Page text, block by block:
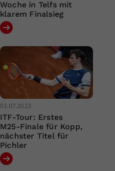
Woche in Telfs mit
klarem Finalsieg
03.07.2023
ITF-Tour: Erstes
M25-Finale für Kopp,
nächster Titel für
Pichler